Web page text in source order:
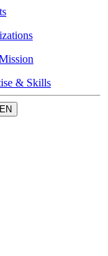
& Skills
EN